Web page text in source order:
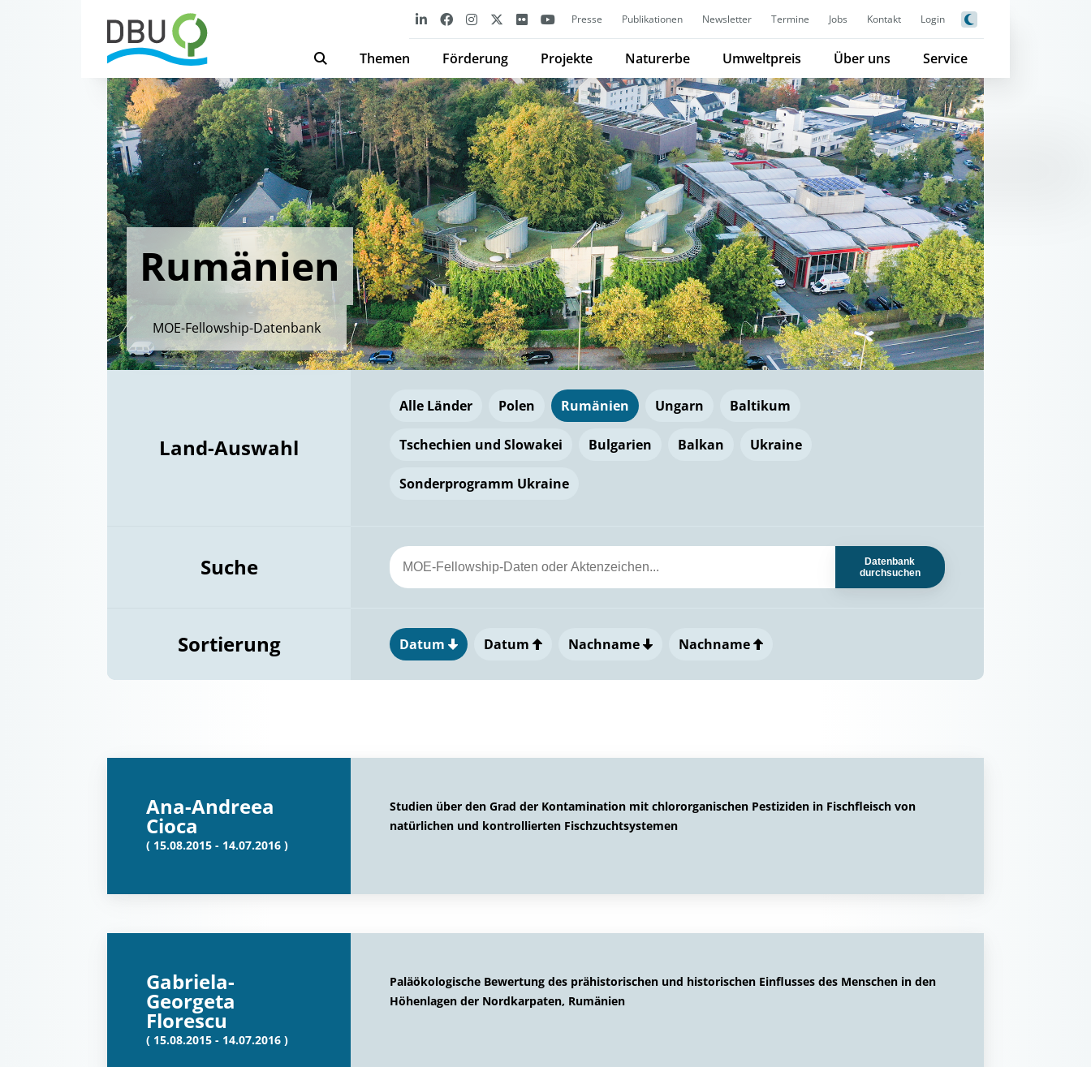
Presse Publikationen Newsletter Termine Jobs Kontakt Login
Themen Förderung Projekte Naturerbe Umweltpreis Über uns Service
Rumänien
MOE-Fellowship-Datenbank
Land-Auswahl
Alle Länder Polen Rumänien Ungarn Baltikum
Tschechien und Slowakei Bulgarien Balkan Ukraine
Sonderprogramm Ukraine
Suche
Datenbank
durchsuchen
Sortierung Datum Datum Nachname Nachname
Ana-Andreea
Cioca
( 15.08.2015 - 14.07.2016 )
Studien über den Grad der Kontamination mit chlororganischen Pestiziden in Fischfleisch von
natürlichen und kontrollierten Fischzuchtsystemen
Gabriela-
Georgeta
Florescu
( 15.08.2015 - 14.07.2016 )
Paläökologische Bewertung des prähistorischen und historischen Einflusses des Menschen in den
Höhenlagen der Nordkarpaten, Rumänien